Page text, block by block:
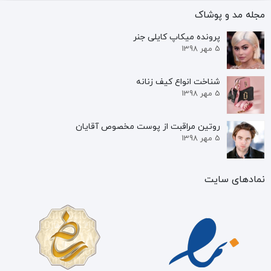
مجله مد و پوشاک
پرونده‌ میکاپ کایلی جنر
5 مهر 1398
شناخت انواع کیف زنانه
5 مهر 1398
روتین مراقبت از پوست مخصوص آقایان
5 مهر 1398
نمادهای سایت